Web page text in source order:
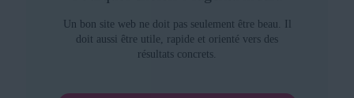
Un bon site web ne doit pas seulement être beau. Il
doit aussi être utile, rapide et orienté vers des
résultats concrets.